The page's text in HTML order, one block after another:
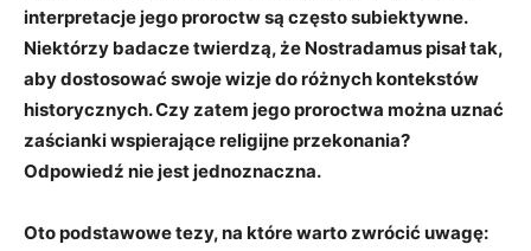
interpretacje ⁣jego​ proroctw⁤ są często subiektywne.
⁣Niektórzy badacze twierdzą, że Nostradamus pisał ⁤tak,
aby dostosować swoje wizje do różnych kontekstów
historycznych. ‍Czy‌ zatem jego proroctwa można uznać
zaścianki⁤ wspierające religijne ⁤przekonania?
⁣Odpowiedź⁤ nie jest ‍jednoznaczna.
Oto podstawowe tezy, na ⁤które ⁤warto ⁢zwrócić⁤ uwagę: